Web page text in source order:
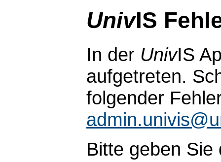
UnivIS
In der UnivIS
aufgetreten.
folgender
Bitte geben